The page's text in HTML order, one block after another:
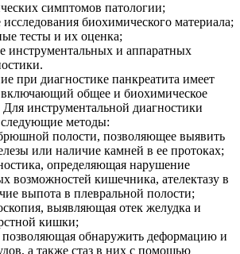
симптомов патологии;
биохимического материала;
тесты и их оценка;
инструментальных и аппаратных
при диагностике панкреатита имеет
включающий общее и биохимическое
Для инструментальной диагностики
следующие методы:
полости, позволяющее выявить
или наличие камней в ее протоках;
определяющая нарушение
возможностей кишечника, ателектазу в
выпота в плевральной полости;
выявляющая отек желудка и
кишки;
обнаружить деформацию и
а также стаз в них с помощью